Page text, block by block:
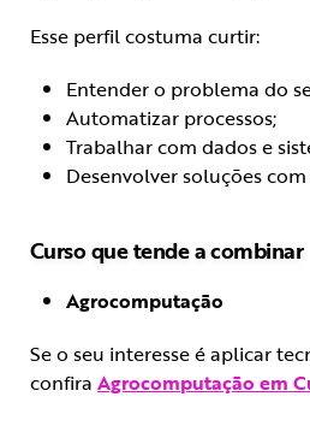
Esse perfil costuma curtir:
Entender o problema do
Automatizar processos;
Trabalhar com dados e
Desenvolver soluções
Curso que tende a combinar
Agrocomputação
Se o seu interesse é aplicar
confira Agrocomputação em